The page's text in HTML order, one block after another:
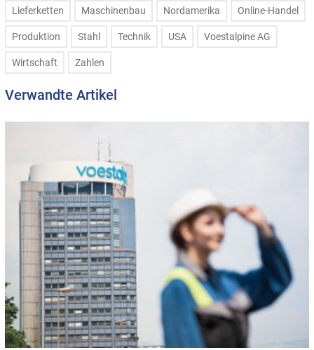
Lieferketten Maschinenbau Nordamerika Online-Handel
Produktion Stahl Technik USA Voestalpine AG
Wirtschaft Zahlen
Verwandte Artikel